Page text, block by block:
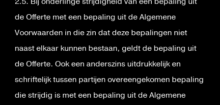
de Offerte met een bepaling uit de Algemene
Voorwaarden in die zin dat deze bepalingen niet
naast elkaar kunnen bestaan, geldt de bepaling uit
de Offerte. Ook een anderszins uitdrukkelijk en
schriftelijk tussen partijen overeengekomen bepaling
die strijdig is met een bepaling uit de Algemene